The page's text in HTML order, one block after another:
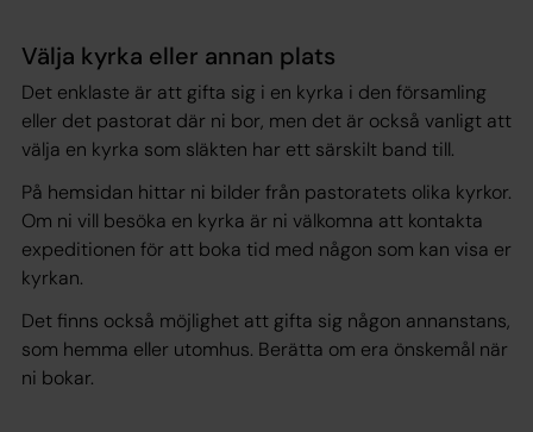
Välja kyrka eller annan plats
Det enklaste är att gifta sig i en kyrka i den församling
eller det pastorat där ni bor, men det är också vanligt att
välja en kyrka som släkten har ett särskilt band till.
På hemsidan hittar ni bilder från pastoratets olika kyrkor.
Om ni vill besöka en kyrka är ni välkomna att kontakta
expeditionen för att boka tid med någon som kan visa er
kyrkan.
Det finns också möjlighet att gifta sig någon annanstans,
som hemma eller utomhus. Berätta om era önskemål när
ni bokar.